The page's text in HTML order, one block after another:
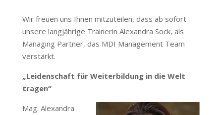
Wir freuen uns Ihnen mitzuteilen, dass ab sofort
unsere langjährige Trainerin Alexandra Sock, als
Managing Partner, das MDI Management Team
verstärkt.
„Leidenschaft für Weiterbildung in die Welt
tragen“
Mag. Alexandra